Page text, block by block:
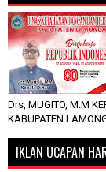
Drs, MUGITO, M.M
KABUPATEN
IKLAN UCAPAN